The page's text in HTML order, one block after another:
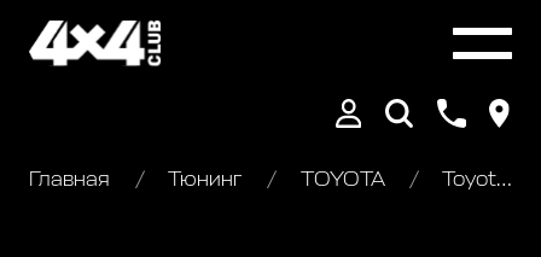
Главная Тюнинг TOYOTA Toyota Land Cruiser 105. Внедорожный тюнинг (10)